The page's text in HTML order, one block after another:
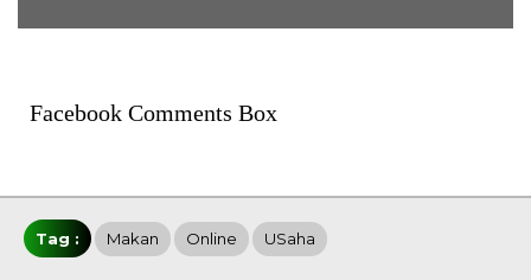
Facebook Comments Box
Tag : Makan Online USaha